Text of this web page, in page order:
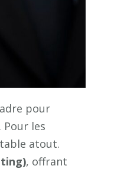
pour
les
atout.
, offrant